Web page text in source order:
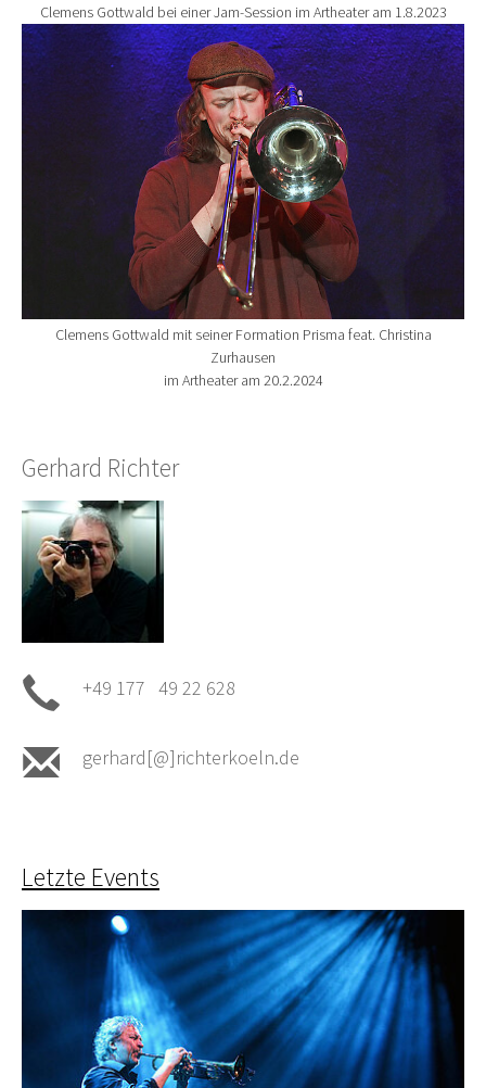
Clemens Gottwald bei einer Jam-Session im Artheater am 1.8.2023
Show larger version for:
Clemens Gottwald mit seiner Formation Prisma feat. Christina
Zurhausen
im Artheater am 20.2.2024
Gerhard Richter
+49 177 49 22 628
gerhard[@]richterkoeln.de
Letzte Events